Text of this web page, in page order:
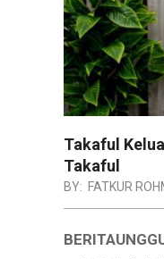
Takaful
Takaful
BY: FATKUR